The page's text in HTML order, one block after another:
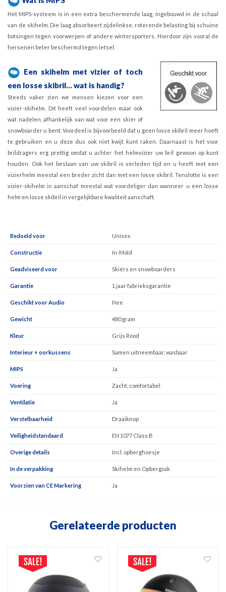
Het MIPS-systeem is in een extra beschermende laag, ingebouwd in de schaal
van de skihelm. Die laag absorbeert zijdelinkse, roterende belasting bij schuine
botsingen tegen voorwerpen of andere wintersporters. Hierdoor zijn vooral de
hersenen beter beschermd tegen letsel.
Een skihelm met vizier of toch
een losse skibril... wat is handig?
Steeds vaker zien we mensen kiezen voor een
vizier-skihelm. Dit heeft veel voordelen maar ook
wat nadelen, afhankelijk van wat voor een skiër of
snowboarder u bent. Voordeel is bijvoorbeeld dat u geen losse skibril meer hoeft
te gebruiken en u deze dus ook niet kwijt kunt raken. Daarnaast is het voor
brildragers erg prettig omdat u achter het helmvizier uw bril gewoon op kunt
houden. Ook het beslaan van uw skibril is verleden tijd en u heeft met een
vizierhelm meestal een breder zicht dan met een losse skibril. Tenslotte is een
vizier-skihelm in aanschaf meestal wat voordeliger dan wanneer u een losse
helm en losse skibril in vergelijkbare kwaliteit aanschaft.
Bedoeld voor Unisex
Constructie In-Mold
Geadviseerd voor Skiërs en snowboarders
Garantie 1 jaar fabrieksgarantie
Geschikt voor Audio Nee
Gewicht 480 gram
Kleur Grijs Rood
Interieur + oorkussens Samen uitneembaar, wasbaar
MIPS Ja
Voering Zacht, comfortabel
Ventilatie Ja
Verstelbaarheid Draaiknop
Veiligheidstandaard EN 1077 Class B
Overige details Incl. opberghoesje
In de verpakking Skihelm en Opbergzak
Voorzien van CE Markering Ja
Gerelateerde producten